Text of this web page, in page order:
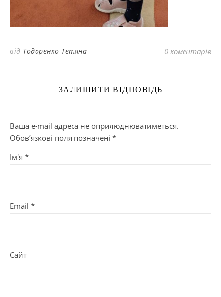
від Тодоренко Тетяна 0 коментарів
ЗАЛИШИТИ ВІДПОВІДЬ
Ваша e-mail адреса не оприлюднюватиметься.
Обов’язкові поля позначені *
Ім'я *
Email *
Сайт